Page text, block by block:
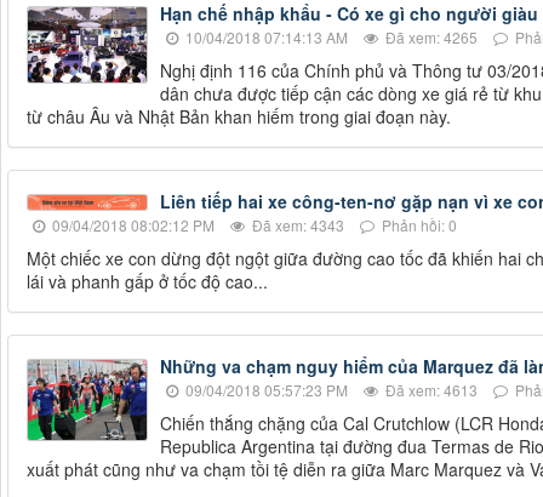
Hạn chế nhập khẩu - Có xe gì cho người giàu
10/04/2018 07:14:13 AM Đã xem: 4265
Nghị định 116 của Chính phủ và Thông tư 03/
dân chưa được tiếp cận các dòng xe giá rẻ từ
từ châu Âu và Nhật Bản khan hiếm trong giai đoạn này.
Liên tiếp hai xe công-ten-nơ gặp nạn vì xe
09/04/2018 08:02:12 PM Đã xem: 4343 Phản hồi: 0
Một chiếc xe con dừng đột ngột giữa đường cao tốc đã khiến hai
lái và phanh gấp ở tốc độ cao...
Những va chạm nguy hiểm của Marquez đã
09/04/2018 05:57:23 PM Đã xem: 4613
Chiến thắng chặng của Cal Crutchlow (LCR
Republica Argentina tại đường đua Termas de
xuất phát cũng như va chạm tồi tệ diễn ra giữa Marc Marquez và